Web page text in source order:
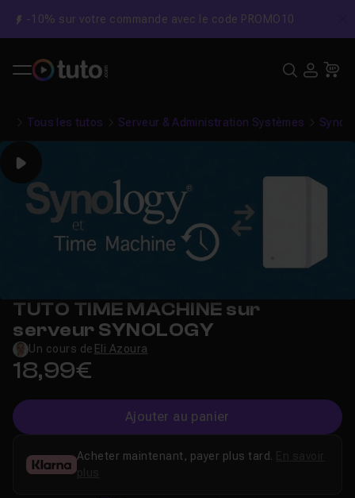
-10% sur votre commande avec le code PROMO10
Tous les tutos Serveur & Administration Systèmes
Play
TUTO TIME MACHINE sur
serveur SYNOLOGY
Un cours de Eli Azoura
18,99€
Ajouter au panier
Acheter maintenant, payer plus tard.
plus